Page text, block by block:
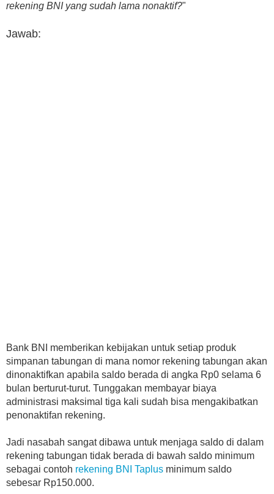
rekening BNI yang sudah lama nonaktif?"
Jawab:
Bank BNI memberikan kebijakan untuk setiap produk
simpanan tabungan di mana nomor rekening tabungan akan
dinonaktifkan apabila saldo berada di angka Rp0 selama 6
bulan berturut-turut. Tunggakan membayar biaya
administrasi maksimal tiga kali sudah bisa mengakibatkan
penonaktifan rekening.
Jadi nasabah sangat dibawa untuk menjaga saldo di dalam
rekening tabungan tidak berada di bawah saldo minimum
sebagai contoh rekening BNI Taplus minimum saldo
sebesar Rp150.000.